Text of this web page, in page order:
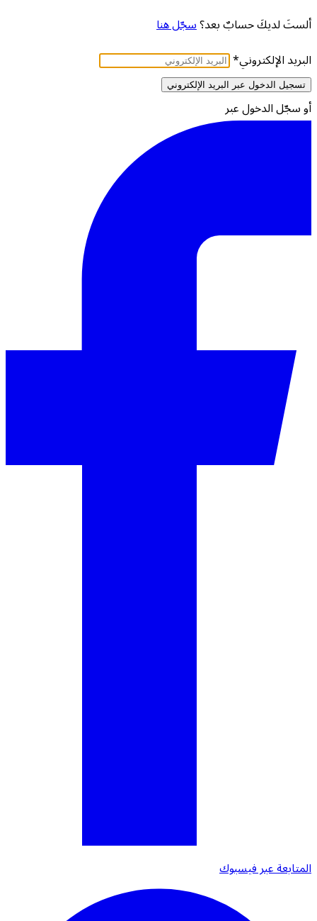
ألستَ لديكَ حسابٌ بعد؟سجّل هنا
البريد الإلكتروني*
تسجيل الدخول عبر البريد الإلكتروني
أو سجّل الدخول عبر
المتابعة عبر فيسبوك